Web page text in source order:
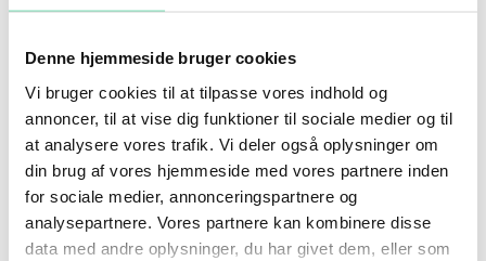
Denne hjemmeside bruger cookies
Vi bruger cookies til at tilpasse vores indhold og
annoncer, til at vise dig funktioner til sociale medier og til
at analysere vores trafik. Vi deler også oplysninger om
din brug af vores hjemmeside med vores partnere inden
for sociale medier, annonceringspartnere og
analysepartnere. Vores partnere kan kombinere disse
data med andre oplysninger, du har givet dem, eller som
Dry floating
giver krop og sind total ro
Massage og massagestole — løsner
spændinger og forebygger skader
Redlight terapi— understøtter cellulær
restitution og reducerer inflammation